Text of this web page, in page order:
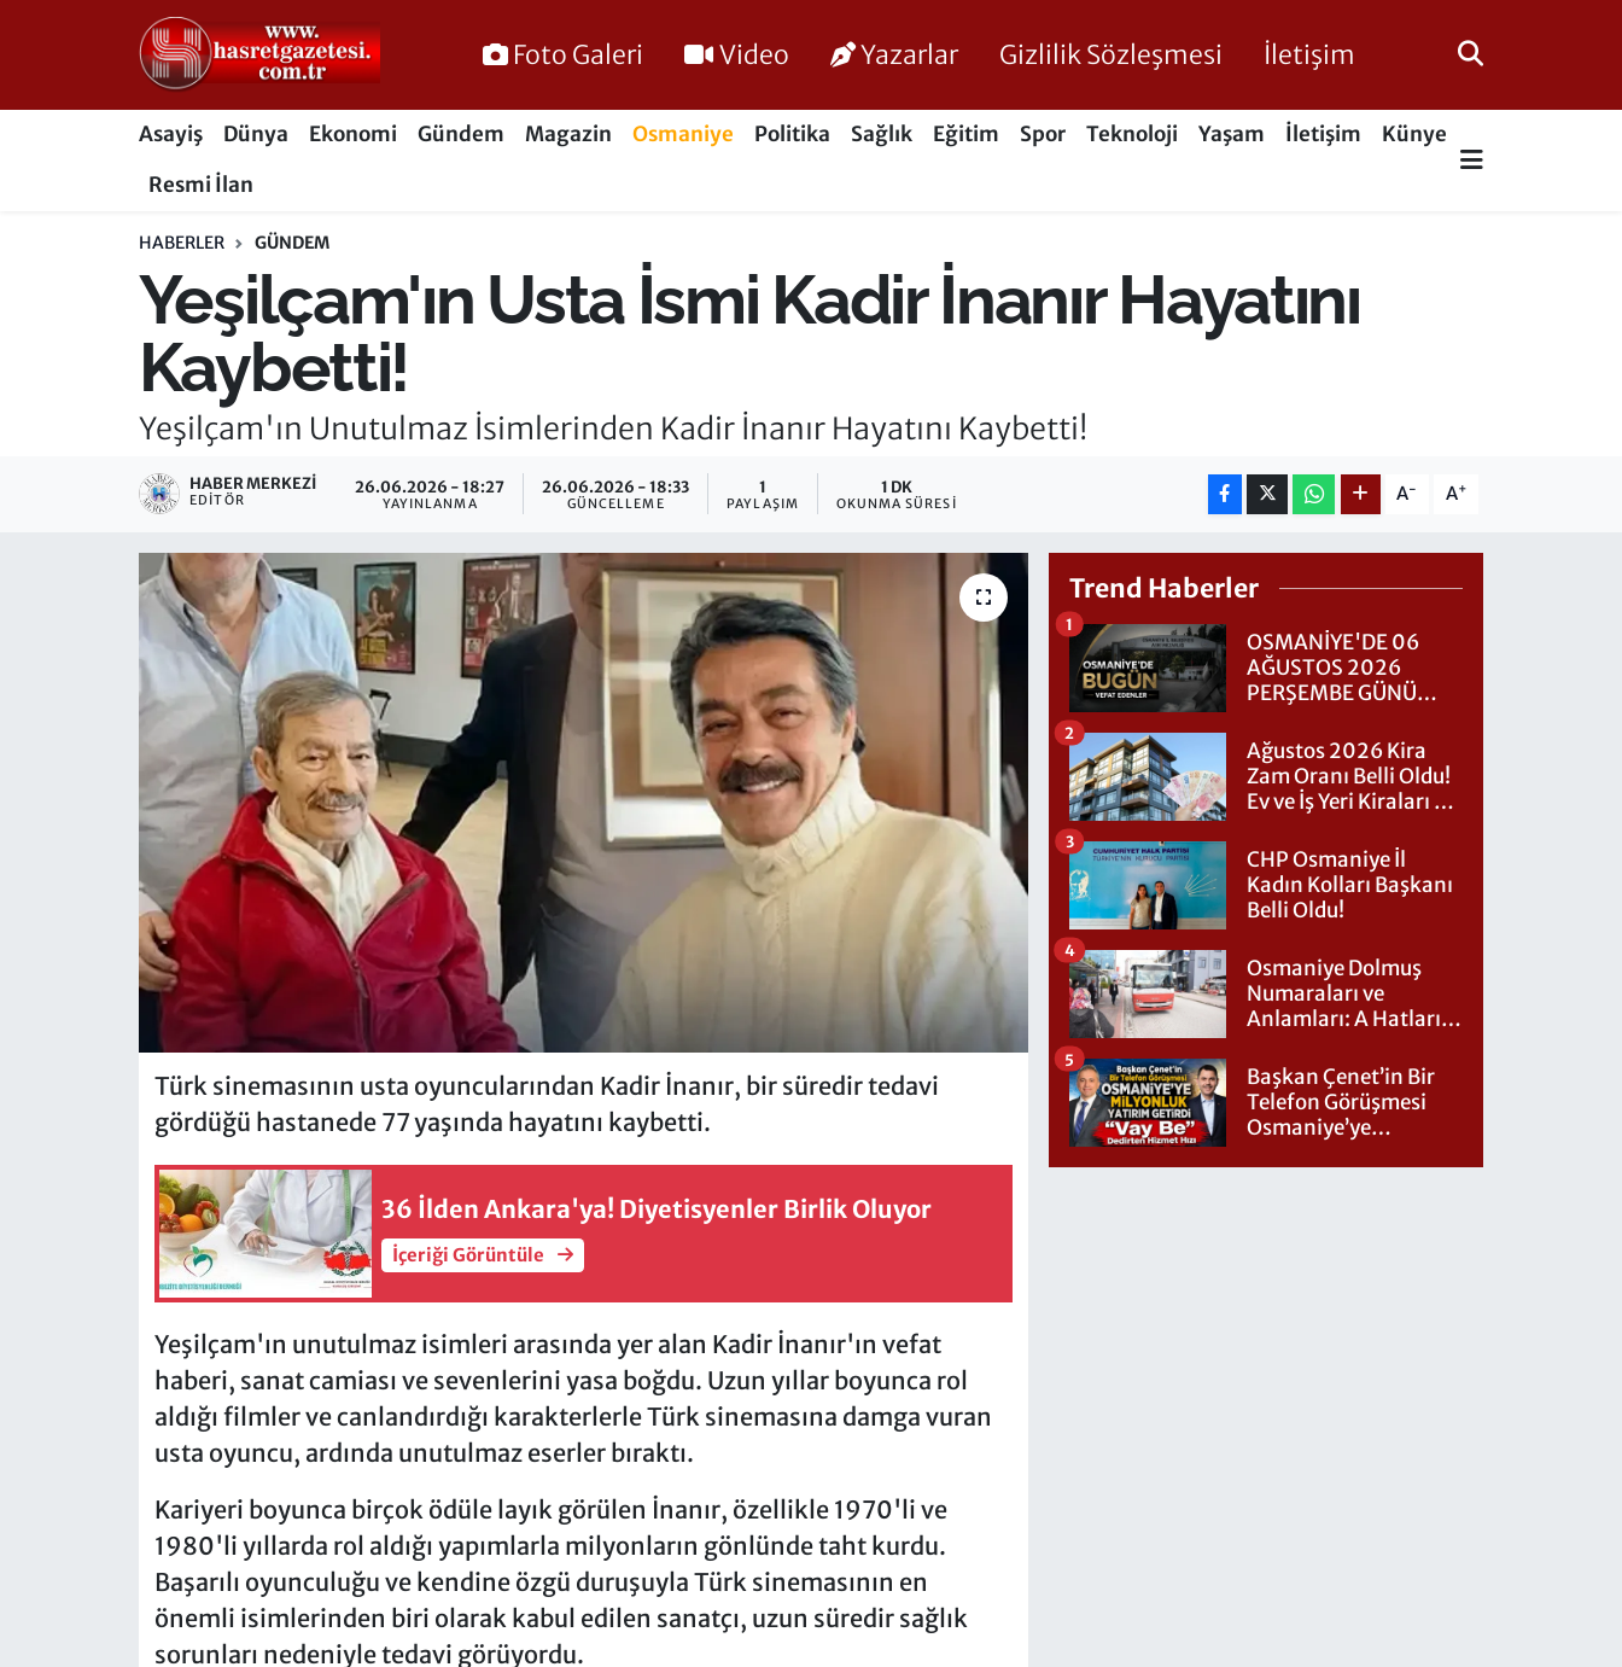
Foto Galeri Video Yazarlar Gizlilik Sözleşmesi İletişim
Asayiş Dünya Ekonomi Gündem Magazin Osmaniye Politika Sağlık Eğitim Spor Teknoloji Yaşam İletişim
Künye
Resmi İlan
HABERLER GÜNDEM
Yeşilçam'ın Usta İsmi Kadir İnanır Hayatını
Kaybetti!
Yeşilçam'ın Unutulmaz İsimlerinden Kadir İnanır Hayatını Kaybetti!
HABER MERKEZI
EDITÖR
26.06.2026 - 18:27
YAYINLANMA
26.06.2026 - 18:33
GÜNCELLEME
1
PAYLAŞIM
1 DK
OKUNMA SÜRESI A- A+
Türk sinemasının usta oyuncularından Kadir İnanır, bir süredir tedavi
gördüğü hastanede 77 yaşında hayatını kaybetti.
36 İlden Ankara'ya! Diyetisyenler Birlik Oluyor
İçeriği Görüntüle
Yeşilçam'ın unutulmaz isimleri arasında yer alan Kadir İnanır'ın vefat
haberi, sanat camiası ve sevenlerini yasa boğdu. Uzun yıllar boyunca rol
aldığı filmler ve canlandırdığı karakterlerle Türk sinemasına damga vuran
usta oyuncu, ardında unutulmaz eserler bıraktı.
Kariyeri boyunca birçok ödüle layık görülen İnanır, özellikle 1970'li ve
1980'li yıllarda rol aldığı yapımlarla milyonların gönlünde taht kurdu.
Başarılı oyunculuğu ve kendine özgü duruşuyla Türk sinemasının en
önemli isimlerinden biri olarak kabul edilen sanatçı, uzun süredir sağlık
sorunları nedeniyle tedavi görüyordu.
Trend Haberler
OSMANİYE'DE 06
AĞUSTOS 2026
PERŞEMBE GÜNÜ
1
Ağustos 2026 Kira
Zam Oranı Belli Oldu!
Ev ve İş Yeri Kiraları Ne
2
CHP Osmaniye İl
Kadın Kolları Başkanı
Belli Oldu!
3
Osmaniye Dolmuş
Numaraları ve
Anlamları: A Hatları
4
Başkan Çenet’in Bir
Telefon Görüşmesi
Osmaniye’ye
5
Osmaniye Nöbetçi Eczaneler
Osmaniye Hava Durumu
Süper Lig Puan Durumu ve Fikstür
Tüm Manşetler
Son Dakika Haberleri